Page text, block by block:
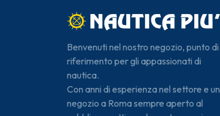
Benvenuti nel nostro negozio, punto di
riferimento per gli appassionati di
nautica.
Con anni di esperienza nel settore e un
negozio a Roma sempre aperto al